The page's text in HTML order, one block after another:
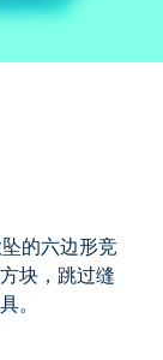
的六边形竞
块，跳过缝
。